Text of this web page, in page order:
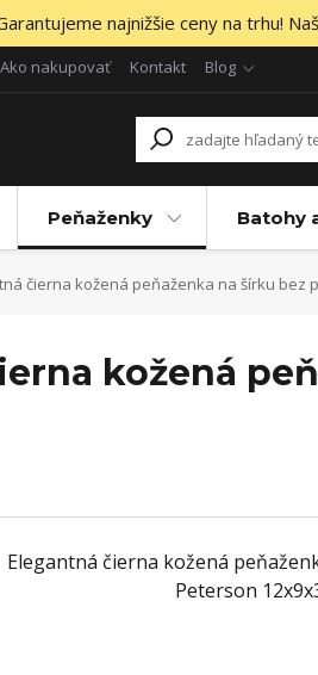
najnižšie ceny na trhu!
Ako nakupovať Kontakt Blog
Peňaženky Batohy
čierna kožená peňaženka na šírku bez
kožená